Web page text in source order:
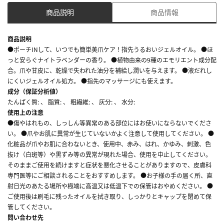
商品説明 商品情報
商品説明
●ポーチINして、いつでも簡単美爪ケア！指先うるおいジェルオイル。 ●ほ
っと安らぐナイトラベンダーの香り。 ●植物由来の9種のエモリエント成分配
合。爪や甘皮に、乾燥で失われた油分を補給し潤いを与えます。 ●液だれし
にくいジェルオイル処方。 ●指先のマッサージにも使えます。
成分（保証分析値）
たんぱく質: 、 脂質: 、 粗繊維: 、 灰分: 、 水分:
使用上の注意
●傷やはれもの、しっしん等異常のある部位にはお使いにならないでくださ
い。 ●爪やお肌に異常が生じていないかよく注意して使用してください。 ●
化粧品が爪やお肌に合わないとき、使用中、赤み、はれ、かゆみ、刺激、色
抜け（白斑等）や黒ずみ等の異常が現れた場合、使用を中止してください。
そのままご使用を続けますと症状を悪化させることがありますので、皮膚科
専門医等にご相談されることをおすすめします。 ●お子様の手の届く所、直
射日光のあたる場所や極端に高温又は低温下での保管はおやめください。 ●
ご使用後は刷毛に残ったオイルを拭き取り、しっかりとキャップを閉めて保
管してください。
問い合わせ先